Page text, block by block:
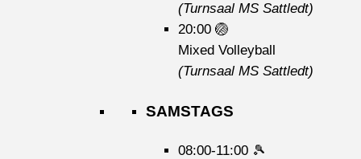
(Turnsaal MS Sattledt)
20:00🏐
Mixed Volleyball
(Turnsaal MS Sattledt)
SAMSTAGS
08:00-11:00 🎾